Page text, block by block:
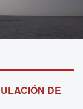
DE